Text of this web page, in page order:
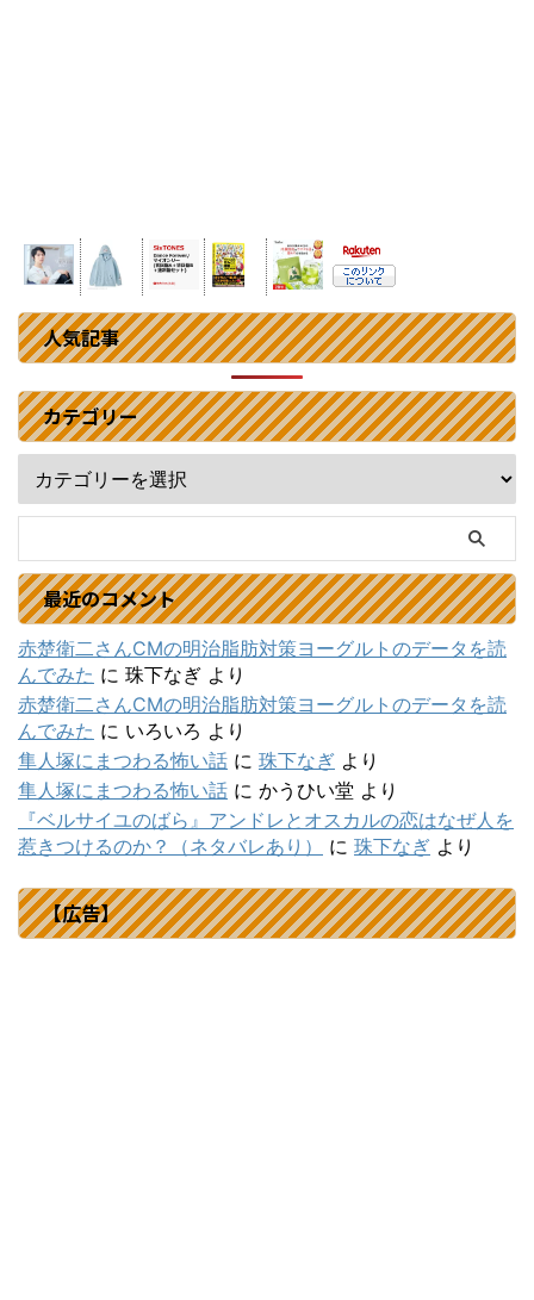
人気記事
カテゴリー
最近のコメント
赤楚衛二さんCMの明治脂肪対策ヨーグルトのデータを読
んでみた に 珠下なぎ より
赤楚衛二さんCMの明治脂肪対策ヨーグルトのデータを読
んでみた に いろいろ より
隼人塚にまつわる怖い話 に 珠下なぎ より
隼人塚にまつわる怖い話 に かうひい堂 より
『ベルサイユのばら』アンドレとオスカルの恋はなぜ人を
惹きつけるのか？（ネタバレあり）
に 珠下なぎ より
【広告】